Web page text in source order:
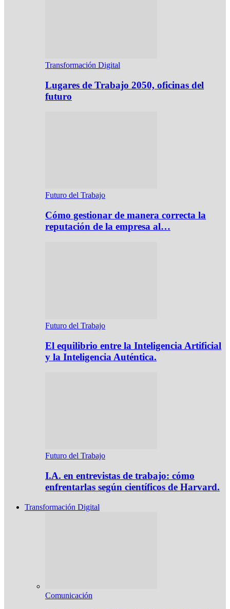
Transformación Digital
Lugares de Trabajo 2050, oficinas del
futuro
Futuro del Trabajo
Cómo gestionar de manera correcta la
reputación de la empresa al…
Futuro del Trabajo
El equilibrio entre la Inteligencia Artificial
y la Inteligencia Auténtica.
Futuro del Trabajo
I.A. en entrevistas de trabajo: cómo
enfrentarlas según científicos de Harvard.
Transformación Digital
Comunicación